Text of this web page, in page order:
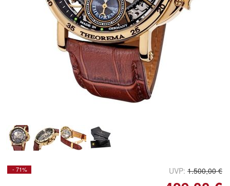
Doppelt antippen zum
vergrößern
- 71% UVP: 1.500,00 €